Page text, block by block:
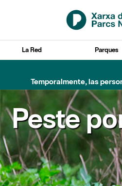
Saltar al contenido principal
La Red Parques
Temporalmente, las
Peste